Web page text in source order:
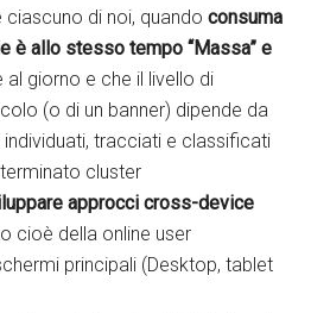
di noi, quando consuma
è allo stesso tempo “Massa” e
al giorno e che il livello di
(o di un banner) dipende da
tracciati e classificati
cluster
approcci cross-device
cioè della online user
principali (Desktop, tablet